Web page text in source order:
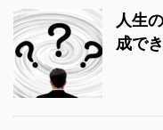
人生
成で